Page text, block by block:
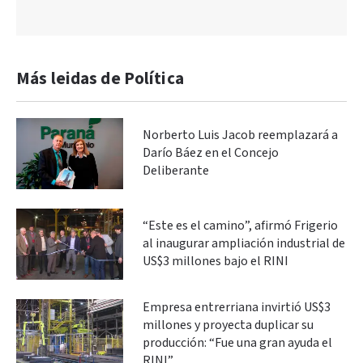
Más leidas de Política
Norberto Luis Jacob reemplazará a
Darío Báez en el Concejo
Deliberante
“Este es el camino”, afirmó Frigerio
al inaugurar ampliación industrial de
US$3 millones bajo el RINI
Empresa entrerriana invirtió US$3
millones y proyecta duplicar su
producción: “Fue una gran ayuda el